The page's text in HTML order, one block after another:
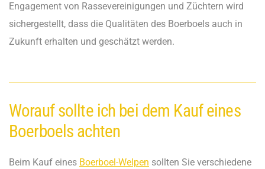
Engagement von Rassevereinigungen und Züchtern wird
sichergestellt, dass die Qualitäten des Boerboels auch in
Zukunft erhalten und geschätzt werden.
Worauf sollte ich bei dem Kauf eines
Boerboels achten
Beim Kauf eines Boerboel-Welpen sollten Sie verschiedene